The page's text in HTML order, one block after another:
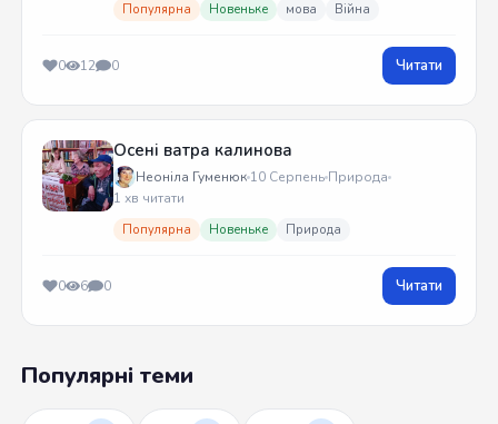
Популярна Новеньке мова Війна
0 12 0 Читати
Осені ватра калинова
Неоніла Гуменюк 10 Серпень Природа
1 хв читати
Популярна Новеньке Природа
0 6 0 Читати
Популярні теми